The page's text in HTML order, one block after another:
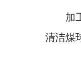
加
清洁煤